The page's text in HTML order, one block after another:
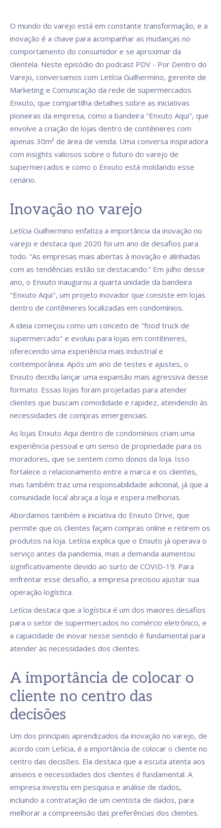
O mundo do varejo está em constante transformação, e a
inovação é a chave para acompanhar as mudanças no
comportamento do consumidor e se aproximar da
clientela. Neste episódio do podcast PDV - Por Dentro do
Varejo, conversamos com Letícia Guilhermino, gerente de
Marketing e Comunicação da rede de supermercados
Enxuto, que compartilha detalhes sobre as iniciativas
pioneiras da empresa, como a bandeira "Enxuto Aqui", que
envolve a criação de lojas dentro de contêineres com
apenas 30m² de área de venda. Uma conversa inspiradora
com insights valiosos sobre o futuro do varejo de
supermercados e como o Enxuto está moldando esse
cenário.
Inovação no varejo
Letícia Guilhermino enfatiza a importância da inovação no
varejo e destaca que 2020 foi um ano de desafios para
todo. “As empresas mais abertas à inovação e alinhadas
com as tendências estão se destacando.” Em julho desse
ano, o Enxuto inaugurou a quarta unidade da bandeira
"Enxuto Aqui", um projeto inovador que consiste em lojas
dentro de contêineres localizadas em condomínios.
A ideia começou como um conceito de "food truck de
supermercado" e evoluiu para lojas em contêineres,
oferecendo uma experiência mais industrial e
contemporânea. Após um ano de testes e ajustes, o
Enxuto decidiu lançar uma expansão mais agressiva desse
formato. Essas lojas foram projetadas para atender
clientes que buscam comodidade e rapidez, atendendo às
necessidades de compras emergenciais.
As lojas Enxuto Aqui dentro de condomínios criam uma
experiência pessoal e um senso de propriedade para os
moradores, que se sentem como donos da loja. Isso
fortalece o relacionamento entre a marca e os clientes,
mas também traz uma responsabilidade adicional, já que a
comunidade local abraça a loja e espera melhorias.
Abordamos também a iniciativa do Enxuto Drive, que
permite que os clientes façam compras online e retirem os
produtos na loja. Letícia explica que o Enxuto já operava o
serviço antes da pandemia, mas a demanda aumentou
significativamente devido ao surto de COVID-19. Para
enfrentar esse desafio, a empresa precisou ajustar sua
operação logística.
Letícia destaca que a logística é um dos maiores desafios
para o setor de supermercados no comércio eletrônico, e
a capacidade de inovar nesse sentido é fundamental para
atender às necessidades dos clientes.
A importância de colocar o
cliente no centro das
decisões
Um dos principais aprendizados da inovação no varejo, de
acordo com Letícia, é a importância de colocar o cliente no
centro das decisões. Ela destaca que a escuta atenta aos
anseios e necessidades dos clientes é fundamental. A
empresa investiu em pesquisa e análise de dados,
incluindo a contratação de um cientista de dados, para
melhorar a compreensão das preferências dos clientes.